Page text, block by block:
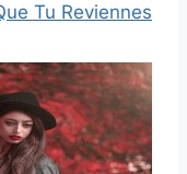
Tu Reviennes